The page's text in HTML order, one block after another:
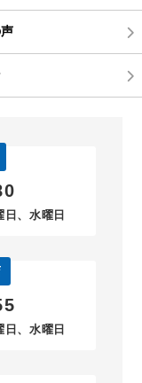
、水曜日
、水曜日